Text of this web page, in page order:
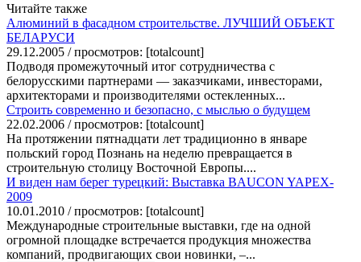
Читайте также
Алюминий в фасадном строительстве. ЛУЧШИЙ ОБЪЕКТ
БЕЛАРУСИ
29.12.2005 / просмотров: [totalcount]
Подводя промежуточный итог сотрудничества с
белорусскими партнерами — заказчиками, инвесторами,
архитекторами и производителями остекленных...
Строить современно и безопасно, с мыслью о будущем
22.02.2006 / просмотров: [totalcount]
На протяжении пятнадцати лет традиционно в январе
польский город Познань на неделю превращается в
строительную столицу Восточной Европы....
И виден нам берег турецкий: Выставка BAUCON YAPEX-
2009
10.01.2010 / просмотров: [totalcount]
Международные строительные выставки, где на одной
огромной площадке встречается продукция множества
компаний, продвигающих свои новинки, –...